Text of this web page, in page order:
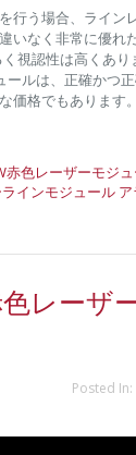
行う場合、ライン
いなく非常に優れ
視認性は高くあり
ールは、正確かつ
価格でもあります。
赤色レーザーモジ
インモジュール
レーザ
Posted In: